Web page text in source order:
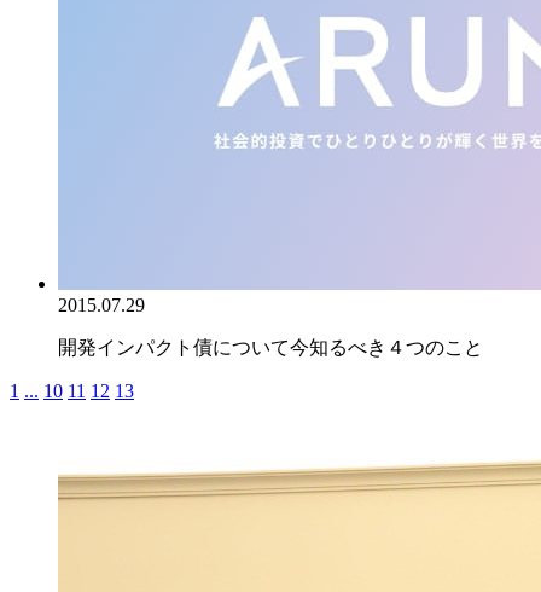
2015.07.29
開発インパクト債について今知るべき４つのこと
1 ... 10 11 12 13